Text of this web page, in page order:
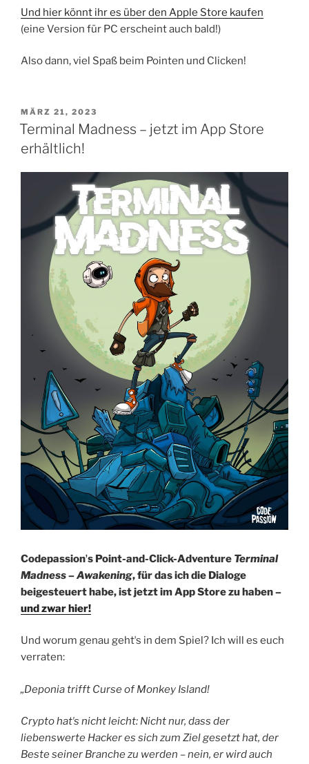
Und hier könnt ihr es über den Apple Store kaufen
(eine Version für PC erscheint auch bald!)
Also dann, viel Spaß beim Pointen und Clicken!
VERÖFFENTLICHT
AM
MÄRZ 21, 2023
Terminal Madness – jetzt im App Store
erhältlich!
Codepassionʼs Point-and-Click-Adventure Terminal
Madness – Awakening, für das ich die Dialoge
beigesteuert habe, ist jetzt im App Store zu haben –
und zwar hier!
Und worum genau gehtʼs in dem Spiel? Ich will es euch
verraten:
„Deponia trifft Curse of Monkey Island!
Crypto hatʼs nicht leicht: Nicht nur, dass der
liebenswerte Hacker es sich zum Ziel gesetzt hat, der
Beste seiner Branche zu werden – nein, er wird auch